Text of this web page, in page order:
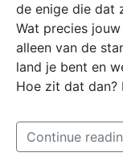
de enige die dat
Wat precies
alleen van de
land je bent en
Hoe zit dat dan?
Continue